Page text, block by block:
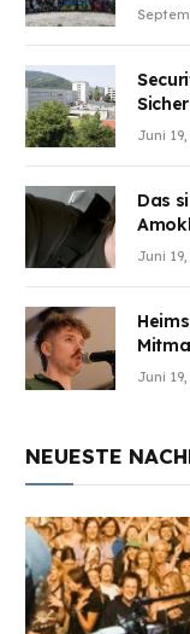
Juni 19,
Das
Juni 19,
Juni 19,
NEUESTE